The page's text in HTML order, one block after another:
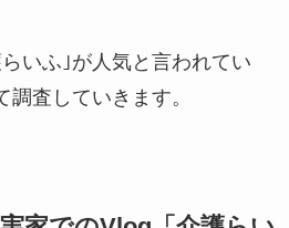
いふ｣が人気と言われてい
調査していきます。